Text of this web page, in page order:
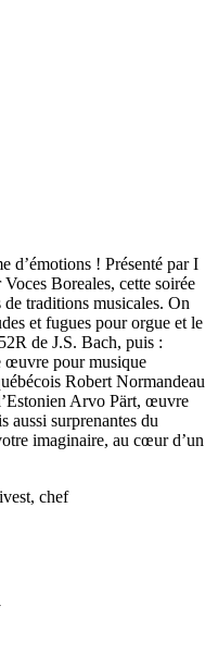
d’émotions ! Présenté par I
Boreales, cette soirée
traditions musicales. On
et fugues pour orgue et le
de J.S. Bach, puis :
œuvre pour musique
Robert Normandeau
Arvo Pärt, œuvre
aussi surprenantes du
imaginaire, au cœur d’un
chef